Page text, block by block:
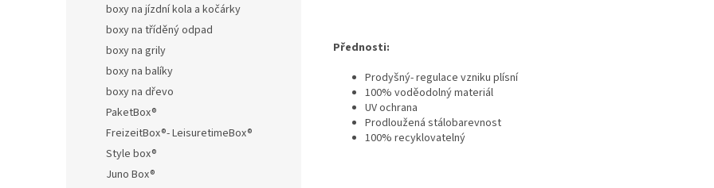
boxy na jízdní kola a kočárky
boxy na tříděný odpad
boxy na grily
boxy na balíky
boxy na dřevo
PaketBox®
FreizeitBox®- LeisuretimeBox®
Style box®
Juno Box®
Přednosti:
Prodyšný- regulace vzniku plísní
100% voděodolný materiál
UV ochrana
Prodloužená stálobarevnost
100% recyklovatelný